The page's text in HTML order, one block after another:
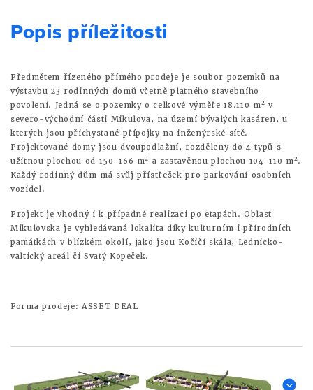
Popis příležitosti
Předmětem řízeného přímého prodeje je soubor pozemků na
výstavbu 23 rodinných domů včetně platného stavebního
povolení. Jedná se o pozemky o celkové výměře 18.110 m2 v
severo-východní části Mikulova, na území bývalých kasáren, u
kterých jsou přichystané přípojky na inženýrské sítě.
Projektované domy jsou dvoupodlažní, rozděleny do 4 typů s
užitnou plochou od 150-166 m2 a zastavěnou plochou 104-110 m2.
Každý rodinný dům má svůj přístřešek pro parkování osobních
vozidel.
Projekt je vhodný i k případné realizaci po etapách. Oblast
Mikulovska je vyhledávaná lokalita díky kulturním i přírodních
památkách v blízkém okolí, jako jsou Kočičí skála, Lednicko-
valtický areál či Svatý Kopeček.
Forma prodeje: ASSET DEAL